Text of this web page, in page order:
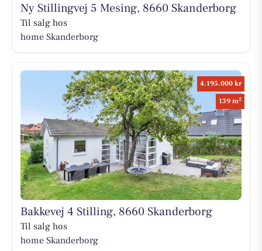
Ny Stillingvej 5 Mesing, 8660 Skanderborg
Til salg hos
home Skanderborg
4.195.000 kr
139 m2
Bakkevej 4 Stilling, 8660 Skanderborg
Til salg hos
home Skanderborg